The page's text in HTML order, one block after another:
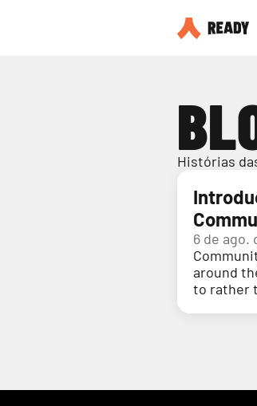
Histórias
6 de ago.
around
to rather